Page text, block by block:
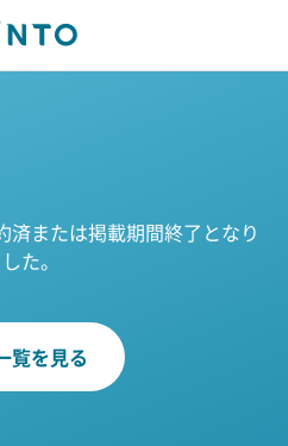
済または掲載期間終了となり
た。
覧を見る